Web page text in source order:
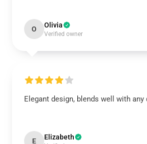
O Olivia
Verified owner
Elegant design, blends well with any
E Elizabeth